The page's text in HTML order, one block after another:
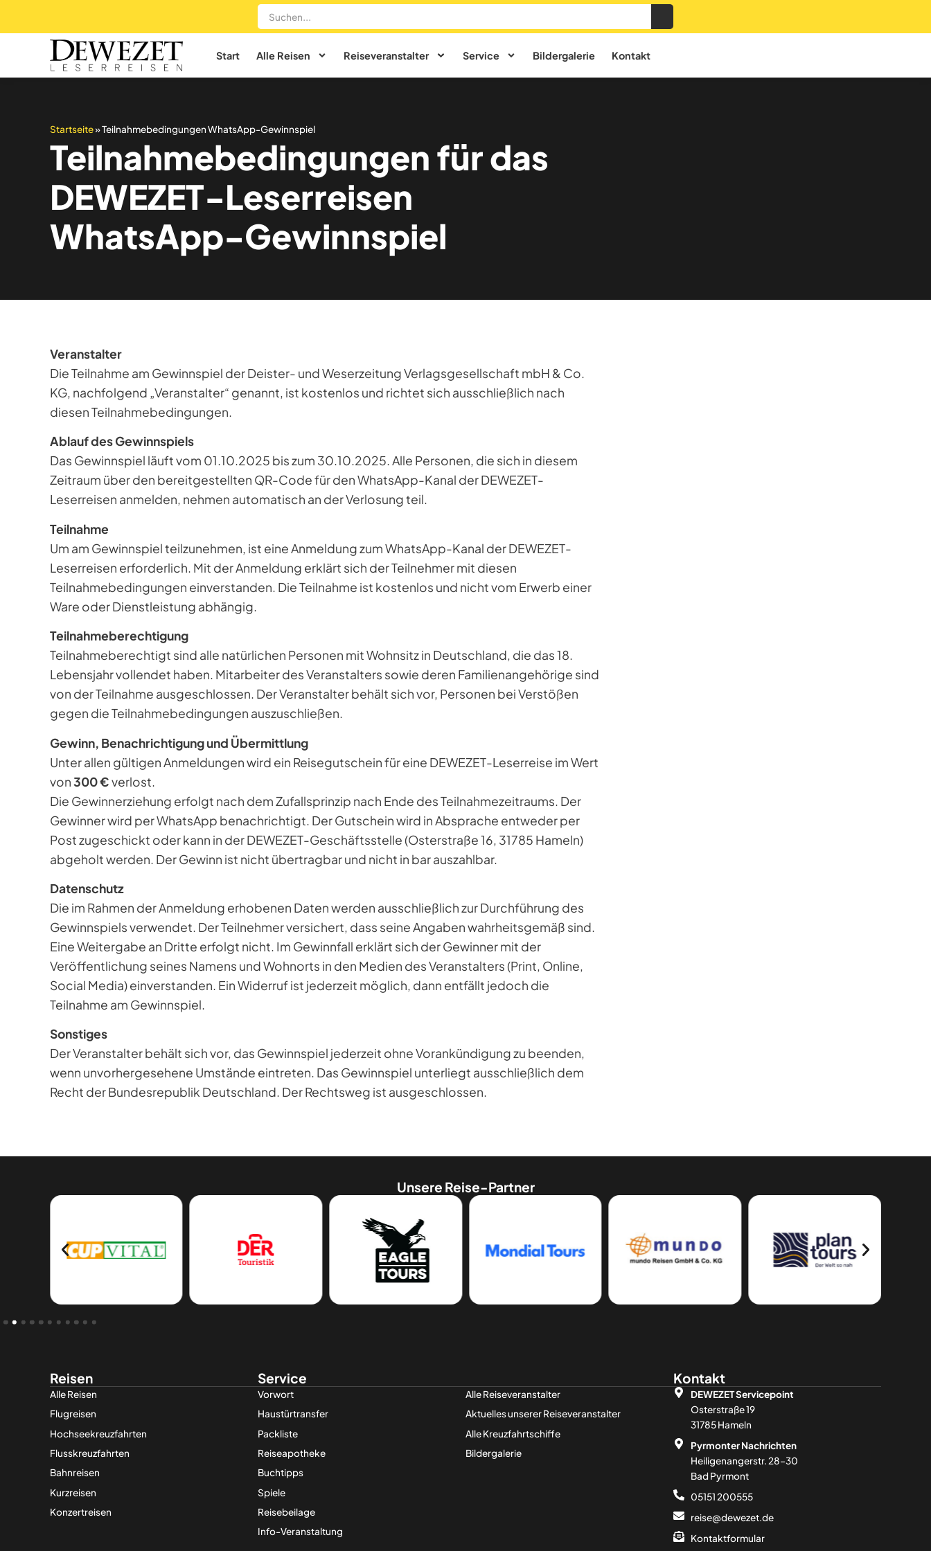
Start Alle Reisen Reiseveranstalter Service Bildergalerie Kontakt
Startseite»Teilnahmebedingungen WhatsApp-Gewinnspiel
Teilnahmebedingungen für das
DEWEZET-Leserreisen
WhatsApp-Gewinnspiel
Veranstalter
Die Teilnahme am Gewinnspiel der Deister- und Weserzeitung Verlagsgesellschaft mbH & Co.
KG, nachfolgend „Veranstalter“ genannt, ist kostenlos und richtet sich ausschließlich nach
diesen Teilnahmebedingungen.
Ablauf des Gewinnspiels
Das Gewinnspiel läuft vom 01.10.2025 bis zum 30.10.2025. Alle Personen, die sich in diesem
Zeitraum über den bereitgestellten QR-Code für den WhatsApp-Kanal der DEWEZET-
Leserreisen anmelden, nehmen automatisch an der Verlosung teil.
Teilnahme
Um am Gewinnspiel teilzunehmen, ist eine Anmeldung zum WhatsApp-Kanal der DEWEZET-
Leserreisen erforderlich. Mit der Anmeldung erklärt sich der Teilnehmer mit diesen
Teilnahmebedingungen einverstanden. Die Teilnahme ist kostenlos und nicht vom Erwerb einer
Ware oder Dienstleistung abhängig.
Teilnahmeberechtigung
Teilnahmeberechtigt sind alle natürlichen Personen mit Wohnsitz in Deutschland, die das 18.
Lebensjahr vollendet haben. Mitarbeiter des Veranstalters sowie deren Familienangehörige sind
von der Teilnahme ausgeschlossen. Der Veranstalter behält sich vor, Personen bei Verstößen
gegen die Teilnahmebedingungen auszuschließen.
Gewinn, Benachrichtigung und Übermittlung
Unter allen gültigen Anmeldungen wird ein Reisegutschein für eine DEWEZET-Leserreise im Wert
von300 €verlost.
Die Gewinnerziehung erfolgt nach dem Zufallsprinzip nach Ende des Teilnahmezeitraums. Der
Gewinner wird per WhatsApp benachrichtigt. Der Gutschein wird in Absprache entweder per
Post zugeschickt oder kann in der DEWEZET-Geschäftsstelle (Osterstraße 16, 31785 Hameln)
abgeholt werden. Der Gewinn ist nicht übertragbar und nicht in bar auszahlbar.
Datenschutz
Die im Rahmen der Anmeldung erhobenen Daten werden ausschließlich zur Durchführung des
Gewinnspiels verwendet. Der Teilnehmer versichert, dass seine Angaben wahrheitsgemäß sind.
Eine Weitergabe an Dritte erfolgt nicht. Im Gewinnfall erklärt sich der Gewinner mit der
Veröffentlichung seines Namens und Wohnorts in den Medien des Veranstalters (Print, Online,
Social Media) einverstanden. Ein Widerruf ist jederzeit möglich, dann entfällt jedoch die
Teilnahme am Gewinnspiel.
Sonstiges
Der Veranstalter behält sich vor, das Gewinnspiel jederzeit ohne Vorankündigung zu beenden,
wenn unvorhergesehene Umstände eintreten. Das Gewinnspiel unterliegt ausschließlich dem
Recht der Bundesrepublik Deutschland. Der Rechtsweg ist ausgeschlossen.
Unsere Reise-Partner
Reisen
Alle Reisen
Flugreisen
Hochseekreuzfahrten
Flusskreuzfahrten
Bahnreisen
Kurzreisen
Konzertreisen
Service
Vorwort
Haustürtransfer
Packliste
Reiseapotheke
Buchtipps
Spiele
Reisebeilage
Info-Veranstaltung
Alle Reiseveranstalter
Aktuelles unserer Reiseveranstalter
Alle Kreuzfahrt­­schiffe
Bildergalerie
Kontakt
DEWEZET Servicepoint
Osterstraße 19
31785 Hameln
Pyrmonter Nachrichten
Heiligenangerstr. 28–30
Bad Pyrmont
05151 200555
reise@dewezet.de
Kontaktformular